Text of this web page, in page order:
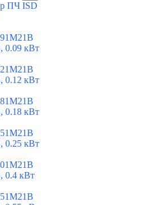
ПЧ ISD
0.09 кВт
0.12 кВт
0.18 кВт
0.25 кВт
0.4 кВт